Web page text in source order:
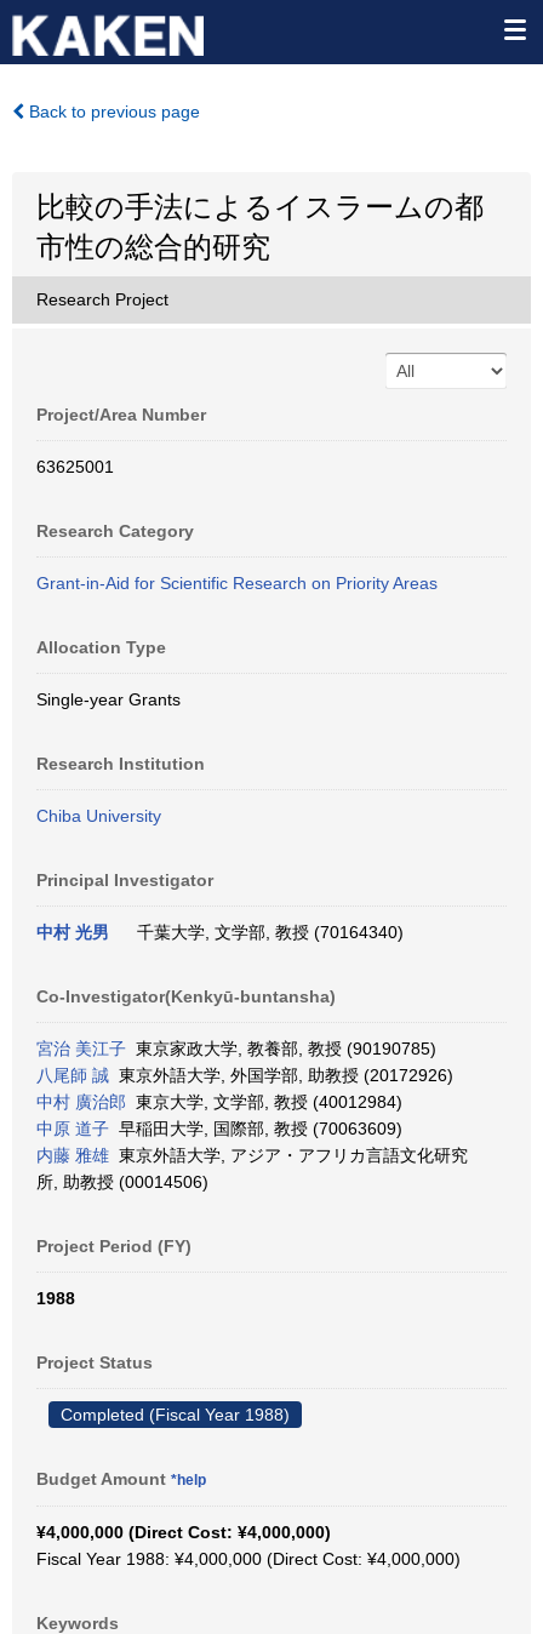
Back to previous page
比較の手法によるイスラームの都
市性の総合的研究
Research Project
Project/Area Number
63625001
Research Category
Grant-in-Aid for Scientific Research on Priority Areas
Allocation Type
Single-year Grants
Research Institution
Chiba University
Principal Investigator
中村 光男 千葉大学, 文学部, 教授 (70164340)
Co-Investigator(Kenkyū-buntansha)
宮治 美江子 東京家政大学, 教養部, 教授 (90190785)
八尾師 誠 東京外語大学, 外国学部, 助教授 (20172926)
中村 廣治郎 東京大学, 文学部, 教授 (40012984)
中原 道子 早稲田大学, 国際部, 教授 (70063609)
内藤 雅雄 東京外語大学, アジア・アフリカ言語文化研究
所, 助教授 (00014506)
Project Period (FY)
1988
Project Status
Completed (Fiscal Year 1988)
Budget Amount *help
¥4,000,000 (Direct Cost: ¥4,000,000)
Fiscal Year 1988: ¥4,000,000 (Direct Cost: ¥4,000,000)
Keywords